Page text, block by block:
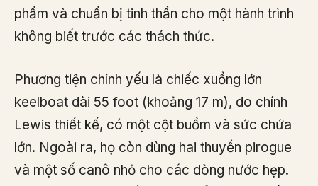
phẩm và chuẩn bị tinh thần cho một hành trình
không biết trước các thách thức.
Phương tiện chính yếu là chiếc xuồng lớn
keelboat dài 55 foot (khoảng 17 m), do chính
Lewis thiết kế, có một cột buồm và sức chứa
lớn. Ngoài ra, họ còn dùng hai thuyền pirogue
và một số canô nhỏ cho các dòng nước hẹp.